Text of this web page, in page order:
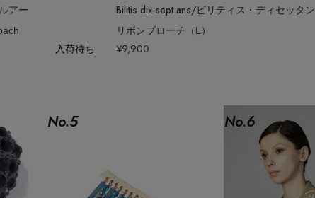
アー
入荷待ち
Bilitis dix-sept ans/ビリティス・ディセッタン
リボンブローチ（L）
¥9,900
No.5 No.6